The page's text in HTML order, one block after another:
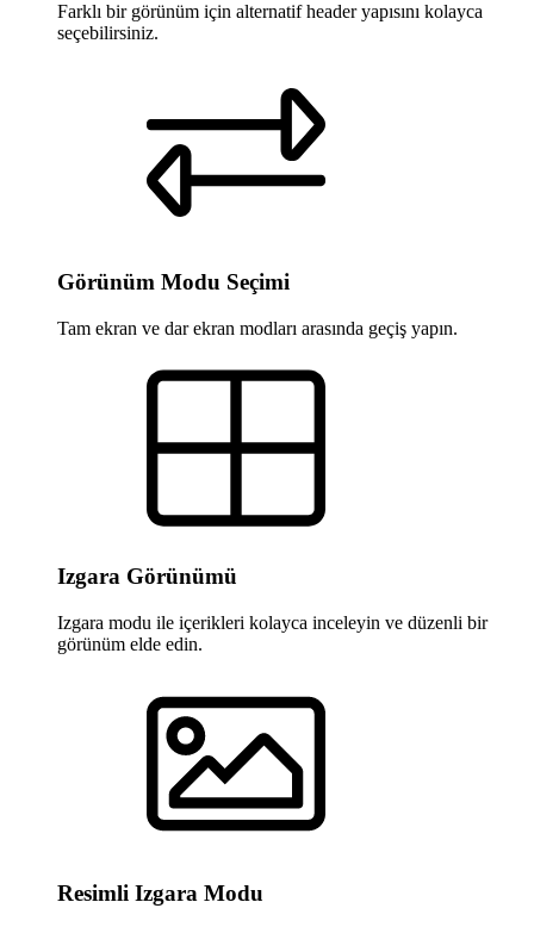
Farklı bir görünüm için alternatif header yapısını kolayca
seçebilirsiniz.
Görünüm Modu Seçimi
Tam ekran ve dar ekran modları arasında geçiş yapın.
Izgara Görünümü
Izgara modu ile içerikleri kolayca inceleyin ve düzenli bir
görünüm elde edin.
Resimli Izgara Modu